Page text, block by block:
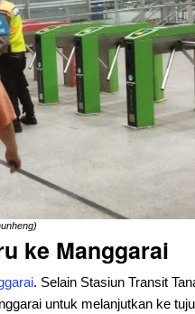
ke Manggarai
. Selain Stasiun Transit
untuk melanjutkan ke